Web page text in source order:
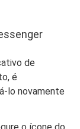
de
é
lo novamente